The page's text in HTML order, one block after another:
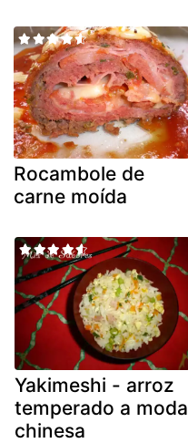
Rocambole de
carne moída
Yakimeshi - arroz
temperado a moda
chinesa